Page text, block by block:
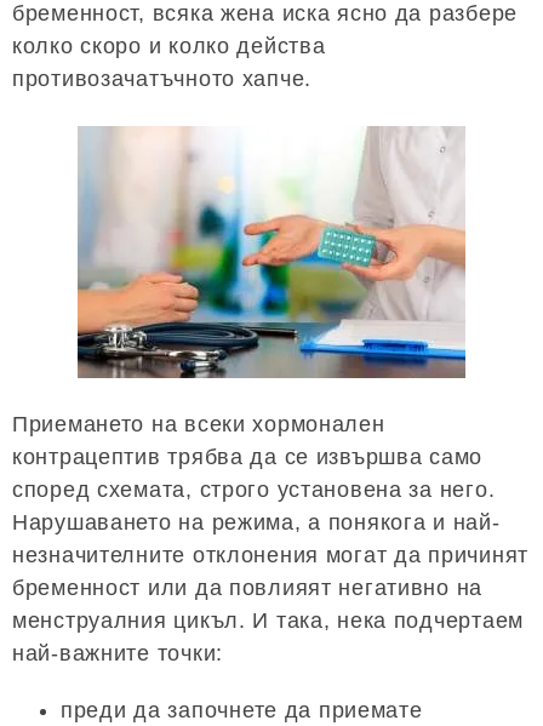
бременност, всяка жена иска ясно да разбере
колко скоро и колко действа
противозачатъчното хапче.
Приемането на всеки хормонален
контрацептив трябва да се извършва само
според схемата, строго установена за него.
Нарушаването на режима, а понякога и най-
незначителните отклонения могат да причинят
бременност или да повлияят негативно на
менструалния цикъл. И така, нека подчертаем
най-важните точки:
преди да започнете да приемате